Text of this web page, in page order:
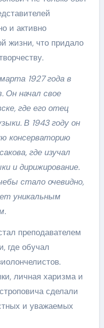
и активно
жизни, что придало
1927 года в
Он начал свое
где его отец
В 1943 году он
консерваторию
где изучал
и дирижирование.
стало очевидно,
уникальным
преподавателем
где обучал
личная харизма и
сделали
и уважаемых